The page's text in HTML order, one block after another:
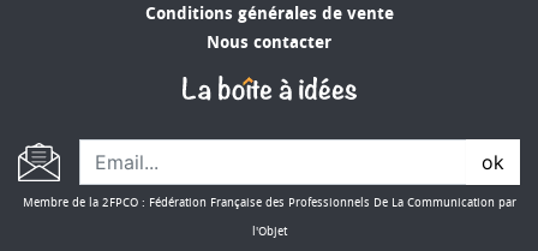
Conditions générales de vente
Nous contacter
ok
Membre de la 2FPCO : Fédération Française des Professionnels De La Communication par
l'Objet